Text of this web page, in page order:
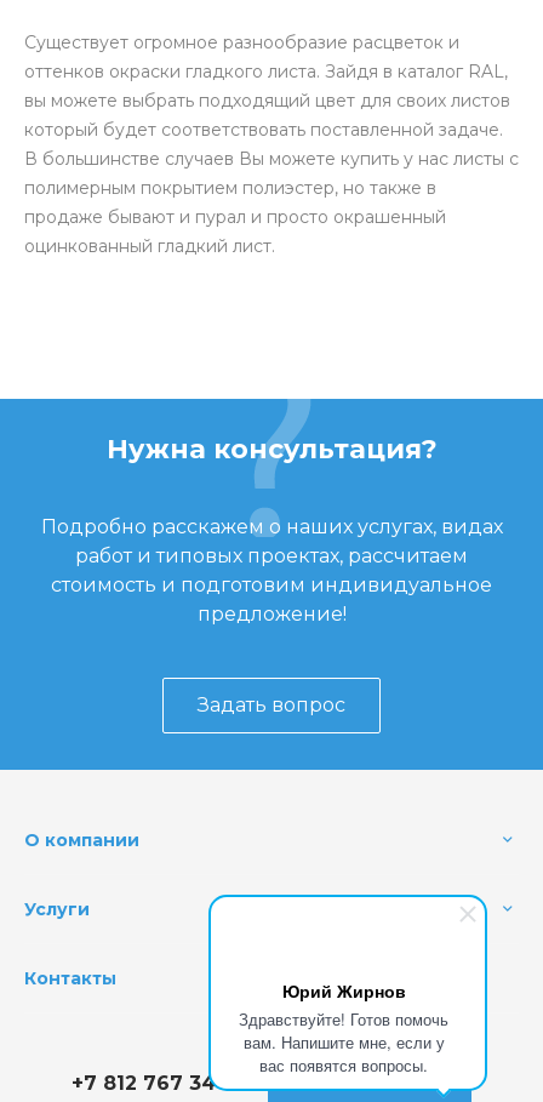
Юрий Жирнов
Здравствуйте! Готов помочь
вам. Напишите мне, если у
вас появятся вопросы.
Существует огромное разнообразие расцветок и
оттенков окраски гладкого листа. Зайдя в каталог RAL,
вы можете выбрать подходящий цвет для своих листов
который будет соответствовать поставленной задаче.
В большинстве случаев Вы можете купить у нас листы с
полимерным покрытием полиэстер, но также в
продаже бывают и пурал и просто окрашенный
оцинкованный гладкий лист.
Нужна консультация?
Подробно расскажем о наших услугах, видах
работ и типовых проектах, рассчитаем
стоимость и подготовим индивидуальное
предложение!
Задать вопрос
О компании
Услуги
Контакты
+7 812 767 34 78